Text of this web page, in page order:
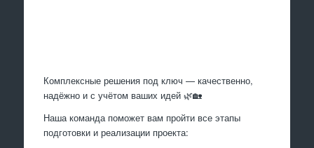
Комплексные решения под ключ — качественно,
надёжно и с учётом ваших идей 🌿🏡
Наша команда поможет вам пройти все этапы
подготовки и реализации проекта: